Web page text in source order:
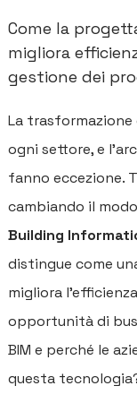
Come la
migliora
gestione dei
La
ogni settore, e
fanno eccezione.
cambiando il
Building
distingue come
migliora
opportunità di
BIM e perché le
questa